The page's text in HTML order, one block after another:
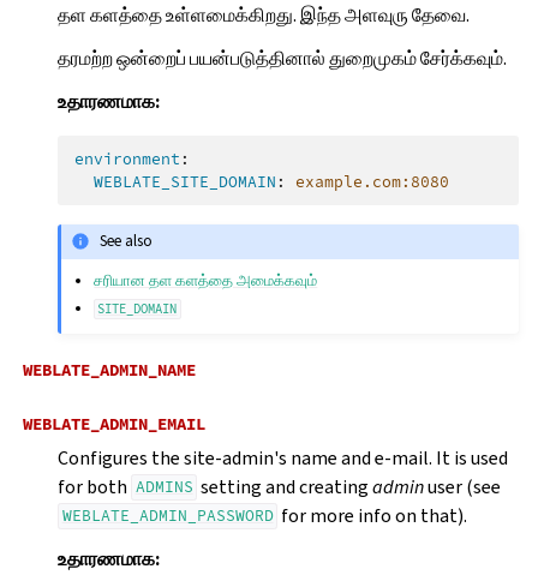
தள களத்தை உள்ளமைக்கிறது. இந்த அளவுரு தேவை.
தரமற்ற ஒன்றைப் பயன்படுத்தினால் துறைமுகம் சேர்க்கவும்.
உதாரணமாக:
environment :
WEBLATE_SITE_DOMAIN : example.com:8080
See also
சரியான தள களத்தை அமைக்கவும்
SITE_DOMAIN
WEBLATE_ADMIN_NAME
WEBLATE_ADMIN_EMAIL
Configures the site-admin's name and e-mail. It is used
for both ADMINS setting and creatingadminuser (see
WEBLATE_ADMIN_PASSWORD for more info on that).
உதாரணமாக: